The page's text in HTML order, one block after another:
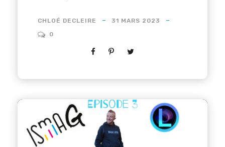
CHLOÉ DECLEIRE
31 MARS 2023
0